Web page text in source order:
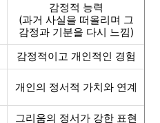
감정적 능력
(과거 사실을 떠올리며 그
감정과 기분을 다시 느낌)
감정적이고 개인적인 경험
개인의 정서적 가치와 연계
그리움의 정서가 강한 표현